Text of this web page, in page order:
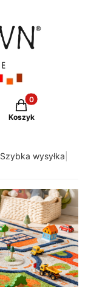
Produkty w
Koszyk
Szybka wysyłka